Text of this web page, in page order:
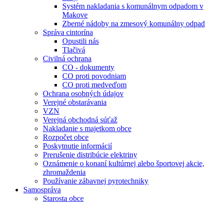
Systém nakladania s komunálnym odpadom v
Makove
Zberné nádoby na zmesový komunálny odpad
Správa cintorína
Opustili nás
Tlačivá
Civilná ochrana
CO - dokumenty
CO proti povodniam
CO proti medveďom
Ochrana osobných údajov
Verejné obstarávania
VZN
Verejná obchodná súťaž
Nakladanie s majetkom obce
Rozpočet obce
Poskytnutie informácií
Prerušenie distribúcie elektriny
Oznámenie o konaní kultúrnej alebo športovej akcie,
zhromaždenia
Používanie zábavnej pyrotechniky
Samospráva
Starosta obce